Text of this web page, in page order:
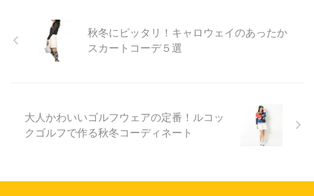
秋冬にピッタリ！キャロウェイのあったか
スカートコーデ５選
大人かわいいゴルフウェアの定番！ルコッ
クゴルフで作る秋冬コーディネート